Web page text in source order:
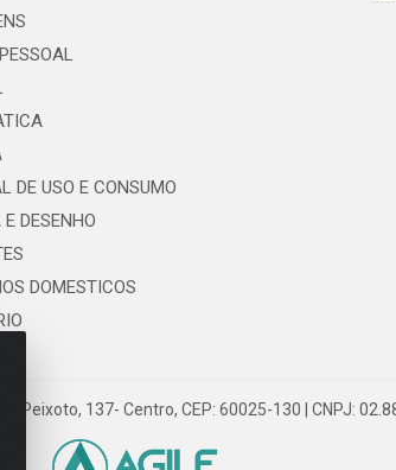
DE USO E CONSUMO
DESENHO
DOMESTICOS
Peixoto, 137- Centro, CEP: 60025-130 | CNPJ: